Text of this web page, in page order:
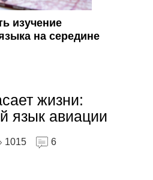
изучение
на середине
жизни:
язык авиации
1015
6